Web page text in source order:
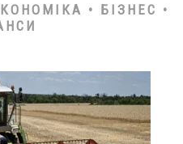
• БІЗНЕС •